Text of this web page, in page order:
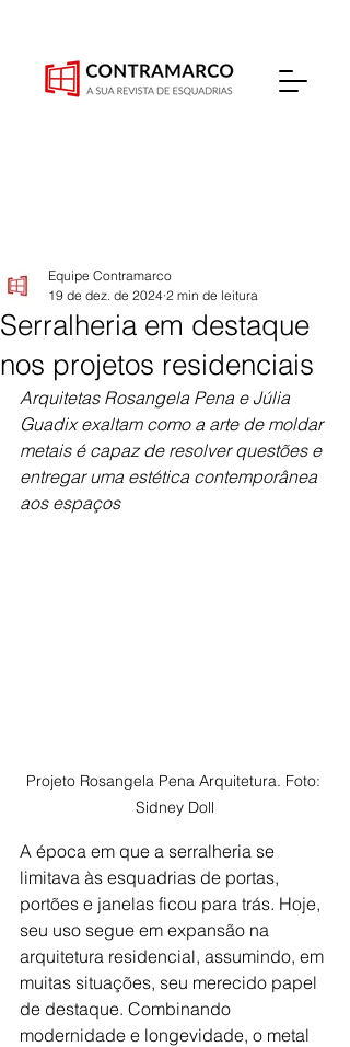
Serralheria em destaque
nos projetos residenciais
Equipe Contramarco
19 de dez. de 2024 2 min de leitura
Arquitetas Rosangela Pena e Júlia
Guadix exaltam como a arte de moldar
metais é capaz de resolver questões e
entregar uma estética contemporânea
aos espaços
Projeto Rosangela Pena Arquitetura. Foto:
Sidney Doll
A época em que a serralheria se
limitava às esquadrias de portas,
portões e janelas ficou para trás. Hoje,
seu uso segue em expansão na
arquitetura residencial, assumindo, em
muitas situações, seu merecido papel
de destaque. Combinando
modernidade e longevidade, o metal